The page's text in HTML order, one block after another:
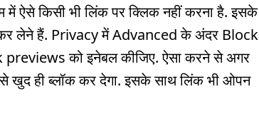
में ऐसे किसी भी लिंक पर क्लिक नहीं करना है. इसके
लेने हैं. Privacy में Advanced के अंदर Block
को इनेबल कीजिए. ऐसा करने से अगर
खुद ही ब्लॉक कर देगा. इसके साथ लिंक भी ओपन